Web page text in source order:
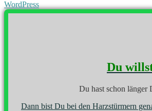
WordPress
Du
Du hast schon länger
Dann bist Du bei den Harzstürmern